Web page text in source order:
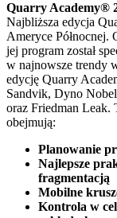
Quarry Academy®
Najbliższa edycja
Ameryce Północnej.
jej program został
w najnowsze trendy
edycję Quarry
Sandvik, Dyno
oraz Friedman Leak.
obejmują:
Planowanie
Najlepsze
fragmentacją
Mobilne
Kontrola w